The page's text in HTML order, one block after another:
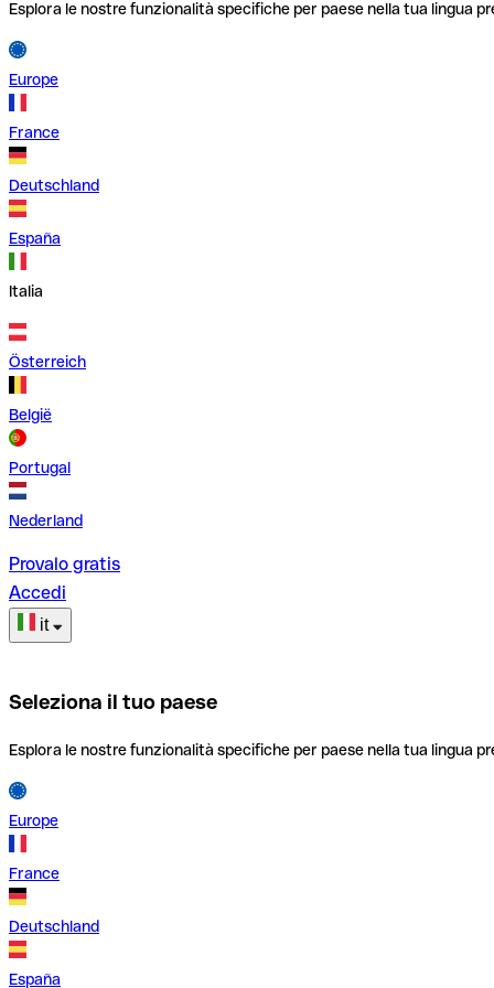
Esplora le nostre funzionalità specifiche per paese nella tua lingua
Europe
France
Deutschland
España
Italia
Österreich
België
Portugal
Nederland
Provalo gratis
Accedi
it
Seleziona il tuo paese
Esplora le nostre funzionalità specifiche per paese nella tua lingua
Europe
France
Deutschland
España